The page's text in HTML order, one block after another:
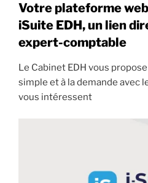
Votre plateforme
iSuite EDH, un lien
expert-comptable
Le Cabinet EDH vous
simple et à la demande avec
vous intéressent